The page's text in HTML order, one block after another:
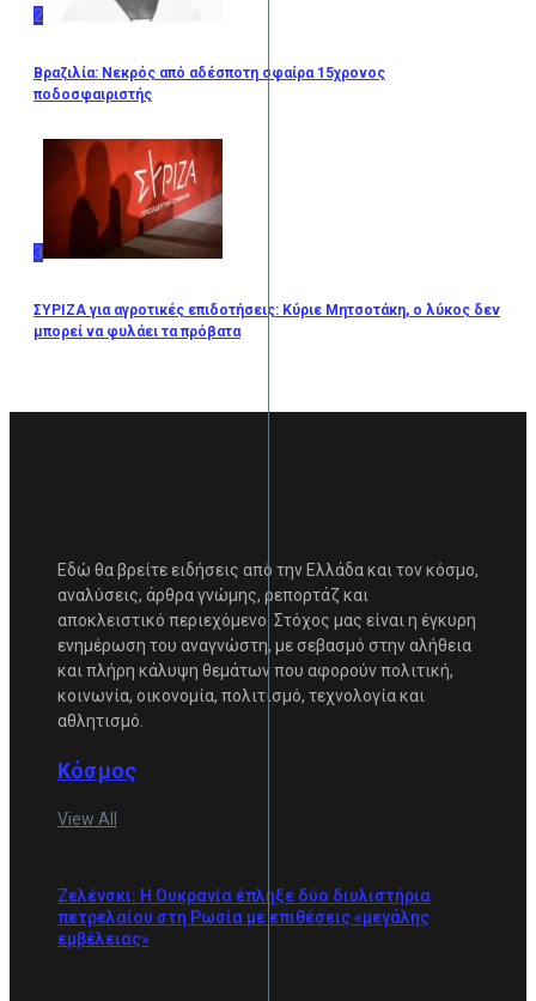
2
Βραζιλία: Νεκρός από αδέσποτη σφαίρα 15χρονος
ποδοσφαιριστής
3
ΣΥΡΙΖΑ για αγροτικές επιδοτήσεις: Κύριε Μητσοτάκη, ο λύκος δεν
μπορεί να φυλάει τα πρόβατα
Εδώ θα βρείτε ειδήσεις από την Ελλάδα και τον κόσμο,
αναλύσεις, άρθρα γνώμης, ρεπορτάζ και
αποκλειστικό περιεχόμενο. Στόχος μας είναι η έγκυρη
ενημέρωση του αναγνώστη, με σεβασμό στην αλήθεια
και πλήρη κάλυψη θεμάτων που αφορούν πολιτική,
κοινωνία, οικονομία, πολιτισμό, τεχνολογία και
αθλητισμό.
Κόσμος
View All
Ζελένσκι: Η Ουκρανία έπληξε δύο διυλιστήρια
πετρελαίου στη Ρωσία με επιθέσεις «μεγάλης
εμβέλειας»